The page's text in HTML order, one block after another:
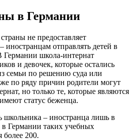
в Германии
не предоставляет
иностранцам отправлять детей в
школа-интернат
и девочек, которые остались
семьи по решению суда или
по ряду причин родители могут
но только те, которые являются
статус беженца.
– иностранца лишь в
Германии таких учебных
более 200.